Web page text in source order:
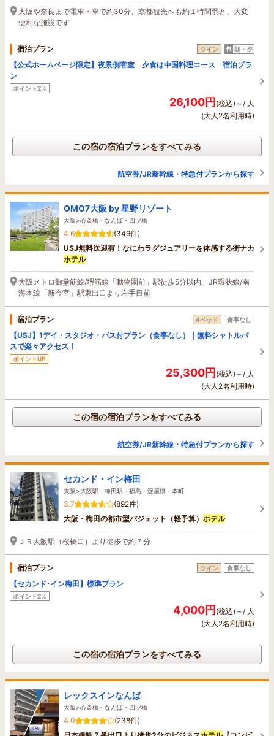
大阪や奈良まで電車・車で約30分、京都観光へも約１時間弱と、大変
便利な施設です
宿泊プラン ツイン 朝・夕
【公式ホームページ限定】夜景側客室 夕食は中国料理コース 宿泊プラ
ン
ポイント2%
26,100円(税込)～/ 人
(大人2名利用時)
この宿の宿泊プランをすべてみる
航空券/JR新幹線・特急付プランから探す
OMO7大阪 by 星野リゾート
大阪>心斎橋・なんば・四ツ橋
4.6
(349件)
USJ無料送迎有！なにわラグジュアリーを体感する街ナカ
ホテル
大阪メトロ御堂筋線/堺筋線「動物園前」駅徒歩5分以内、JR環状線/南
海本線「新今宮」駅東出口より左手目前
宿泊プラン 4ベッド 食事なし
【USJ】1デイ・スタジオ・パス付プラン（食事なし）｜無料シャトルバ
スで楽々アクセス！
ポイントUP
25,300円(税込)～/ 人
(大人2名利用時)
この宿の宿泊プランをすべてみる
航空券/JR新幹線・特急付プランから探す
セカンド・イン梅田
大阪>大阪駅・梅田駅・福島・淀屋橋・本町
3.7
(892件)
大阪・梅田の都市型バジェット（軽予算） ホテル
ＪＲ大阪駅（桜橋口）より徒歩で約７分
宿泊プラン ツイン 食事なし
【セカンド･イン梅田】標準プラン
ポイント2%
4,000円(税込)～/ 人
(大人2名利用時)
この宿の宿泊プランをすべてみる
レックスインなんば
大阪>心斎橋・なんば・四ツ橋
4.0
(238件)